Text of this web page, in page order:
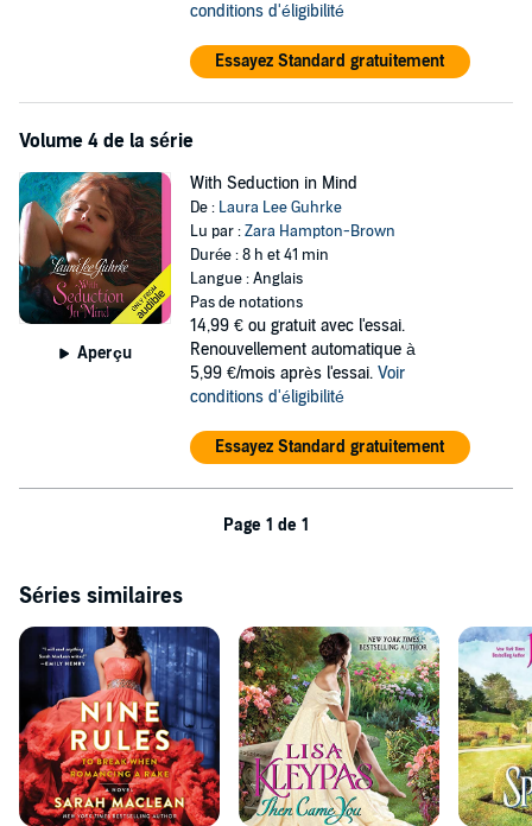
conditions d'éligibilité
Essayez Standard gratuitement
Volume 4 de la série
Aperçu
With Seduction in Mind
De : Laura Lee Guhrke
Lu par :Zara Hampton-Brown
Durée : 8 h et 41 min
Langue : Anglais
Pas de notations
14,99 € ou gratuit avec l'essai.
Renouvellement automatique à
5,99 €/mois après l'essai. Voir
conditions d'éligibilité
Essayez Standard gratuitement
Page 1 de 1
Séries similaires